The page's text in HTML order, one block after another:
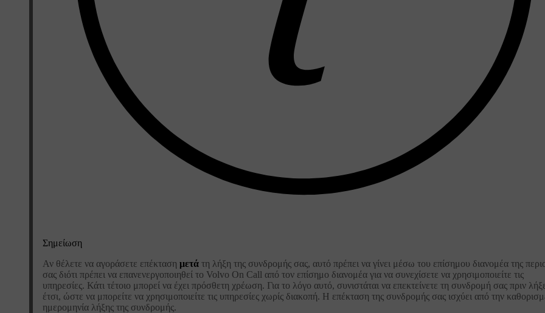
Σημείωση
Αν θέλετε να αγοράσετε επέκταση μετά τη λήξη της συνδρομής σας, αυτό πρέπει να γίνει μέσω του επίσημου διανομέα της
σας διότι πρέπει να επανενεργοποιηθεί το Volvo On Call από τον επίσημο διανομέα για να συνεχίσετε να χρησιμοποιείτε τις
υπηρεσίες. Κάτι τέτοιο μπορεί να έχει πρόσθετη χρέωση. Για το λόγο αυτό, συνιστάται να επεκτείνετε τη συνδρομή σας πριν
έτσι, ώστε να μπορείτε να χρησιμοποιείτε τις υπηρεσίες χωρίς διακοπή. Η επέκταση της συνδρομής σας ισχύει από την
ημερομηνία λήξης της συνδρομής.